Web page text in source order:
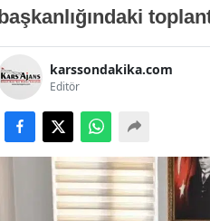
başkanlığındaki
karssondakika.com
Editör